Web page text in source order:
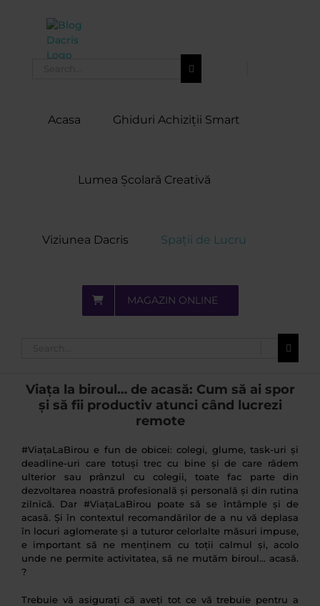
Acasa Ghiduri Achiziții Smart
Lumea Școlară Creativă
Viziunea Dacris Spații de Lucru
MAGAZIN ONLINE
Viața la biroul… de acasă: Cum să ai spor
și să fii productiv atunci când lucrezi
remote
#ViațaLaBirou e fun de obicei: colegi, glume, task-uri și
deadline-uri care totuși trec cu bine și de care râdem
ulterior sau prânzul cu colegii, toate fac parte din
dezvoltarea noastră profesională și personală și din rutina
zilnică. Dar #ViațaLaBirou poate să se întâmple și de
acasă. Și în contextul recomandărilor de a nu vă deplasa
în locuri aglomerate și a tuturor celorlalte măsuri impuse,
e important să ne menținem cu toții calmul și, acolo
unde ne permite activitatea, să ne mutăm biroul… acasă.
?
Trebuie vă asigurați că aveți tot ce vă trebuie pentru a